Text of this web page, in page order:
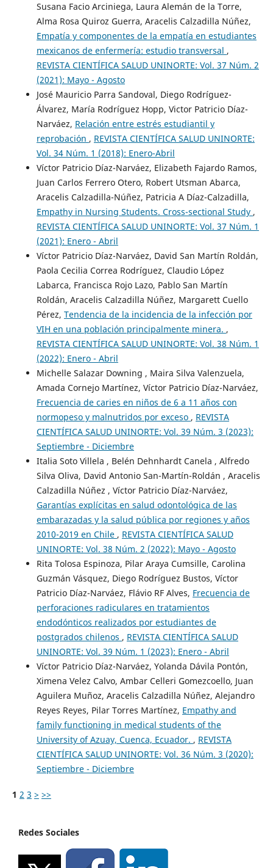
Susana Facio Arciniega, Laura Alemán de la Torre,
Alma Rosa Quiroz Guerra, Aracelis Calzadilla Núñez,
Empatía y componentes de la empatía en estudiantes
mexicanos de enfermería: estudio transversal ,
REVISTA CIENTÍFICA SALUD UNINORTE: Vol. 37 Núm. 2
(2021): Mayo - Agosto
José Mauricio Parra Sandoval, Diego Rodríguez-
Álvarez, María Rodríguez Hopp, Victor Patricio Díaz-
Narváez, Relación entre estrés estudiantil y
reprobación , REVISTA CIENTÍFICA SALUD UNINORTE:
Vol. 34 Núm. 1 (2018): Enero-Abril
Víctor Patricio Díaz-Narváez, Elizabeth Fajardo Ramos,
Juan Carlos Ferrero Otero, Robert Utsman Abarca,
Aracelis Calzadilla-Núñez, Patricia A Díaz-Calzadilla,
Empathy in Nursing Students. Cross-sectional Study ,
REVISTA CIENTÍFICA SALUD UNINORTE: Vol. 37 Núm. 1
(2021): Enero - Abril
Víctor Patricio Díaz-Narváez, David San Martín Roldán,
Paola Cecilia Correa Rodríguez, Claudio López
Labarca, Francisca Rojo Lazo, Pablo San Martín
Roldán, Aracelis Calzadilla Núñez, Margarett Cuello
Pérez, Tendencia de la incidencia de la infección por
VIH en una población principalmente minera. ,
REVISTA CIENTÍFICA SALUD UNINORTE: Vol. 38 Núm. 1
(2022): Enero - Abril
Michelle Salazar Downing , Maira Silva Valenzuela,
Amada Cornejo Martínez, Víctor Patricio Díaz-Narváez,
Frecuencia de caries en niños de 6 a 11 años con
normopeso y malnutridos por exceso , REVISTA
CIENTÍFICA SALUD UNINORTE: Vol. 39 Núm. 3 (2023):
Septiembre - Diciembre
Italia Soto Villela , Belén Dehnhardt Canela , Alfredo
Silva Oliva, David Antonio San-Martín-Roldán , Aracelis
Calzadilla Núñez , Víctor Patricio Díaz-Narváez,
Garantías explícitas en salud odontológica de las
embarazadas y la salud pública por regiones y años
2010-2019 en Chile , REVISTA CIENTÍFICA SALUD
UNINORTE: Vol. 38 Núm. 2 (2022): Mayo - Agosto
Rita Tolosa Espinoza, Pilar Araya Cumsille, Carolina
Guzmán Vásquez, Diego Rodríguez Bustos, Víctor
Patricio Díaz-Narváez, Flávio RF Alves, Frecuencia de
perforaciones radiculares en tratamientos
endodónticos realizados por estudiantes de
postgrados chilenos , REVISTA CIENTÍFICA SALUD
UNINORTE: Vol. 39 Núm. 1 (2023): Enero - Abril
Víctor Patricio Díaz-Narváez, Yolanda Dávila Pontón,
Ximena Velez Calvo, Ambar Celleri Gomezcoello, Juan
Aguilera Muñoz, Aracelis Calzadilla Núñez, Alejandro
Reyes Reyes, Pilar Torres Martínez, Empathy and
family functioning in medical students of the
University of Azuay, Cuenca, Ecuador. , REVISTA
CIENTÍFICA SALUD UNINORTE: Vol. 36 Núm. 3 (2020):
Septiembre - Diciembre
1 2 3 > >>
Redes Sociales